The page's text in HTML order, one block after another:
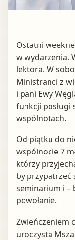
Ostatni
w wydarzenia.
lektora. W
Ministranci z
i pani Ewy
funkcji posługi
wspólnotach.
Od piątku do
wspólnocie 7
którzy
by przypatrzeć
seminarium i –
powołanie.
Zwieńczeniem
uroczysta